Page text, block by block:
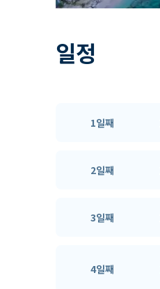
일정
1일째
2일째
3일째
4일째